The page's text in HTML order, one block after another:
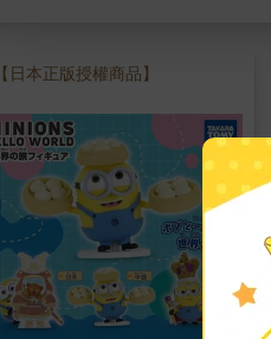
【日本正版授權商品】